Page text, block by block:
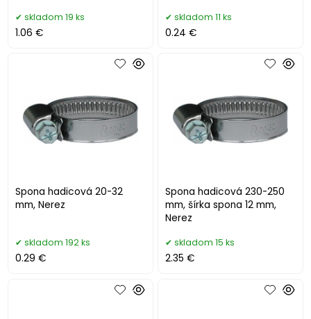
skladom 19 ks
1.06 €
skladom 11 ks
0.24 €
Spona hadicová 20-32
mm, Nerez
skladom 192 ks
0.29 €
Spona hadicová 230-250
mm, šírka spona 12 mm,
Nerez
skladom 15 ks
2.35 €